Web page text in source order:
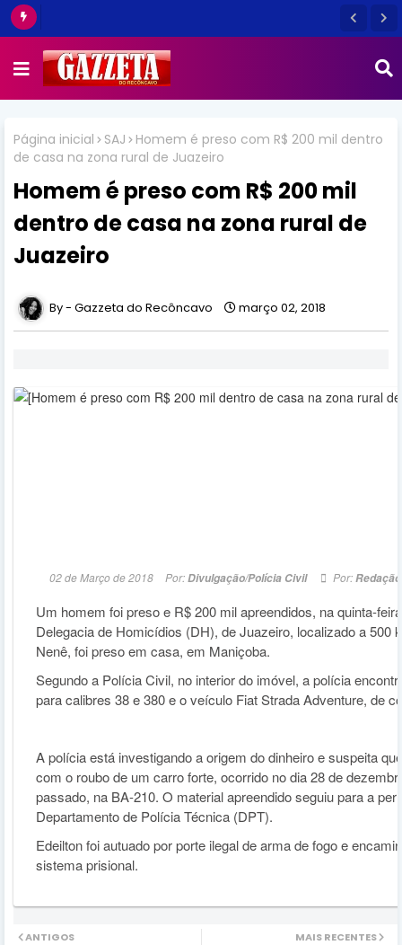
Página inicial SAJ
Homem é preso com R$ 200 mil dentro
de casa na zona rural de Juazeiro
Homem é preso com R$ 200 mil
dentro de casa na zona rural de
Juazeiro
Gazzeta do Recôncavo março 02, 2018
02 de Março de 2018 Por:Divulgação/Polícia Civil Por:
Um homem foi preso e R$ 200 mil apreendidos, na quinta-
Delegacia de Homicídios (DH), de Juazeiro, localizado a 500
Nenê, foi preso em casa, em Maniçoba.
Segundo a Polícia Civil, no interior do imóvel, a polícia
para calibres 38 e 380 e o veículo Fiat Strada Adventure, de
A polícia está investigando a origem do dinheiro e suspeita
com o roubo de um carro forte, ocorrido no dia 28 de
passado, na BA-210. O material apreendido seguiu para a
Departamento de Polícia Técnica (DPT).
Edeilton foi autuado por porte ilegal de arma de fogo e
sistema prisional.
MAIS RECENTES
ANTIGOS